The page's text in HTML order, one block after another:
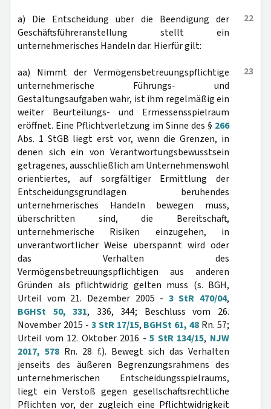
22
a) Die Entscheidung über die Beendigung der
Geschäftsführeranstellung stellt ein
unternehmerisches Handeln dar. Hierfür gilt:
23
aa) Nimmt der Vermögensbetreuungspflichtige
unternehmerische Führungs- und
Gestaltungsaufgaben wahr, ist ihm regelmäßig ein
weiter Beurteilungs- und Ermessensspielraum
eröffnet. Eine Pflichtverletzung im Sinne des § 266
Abs. 1 StGB liegt erst vor, wenn die Grenzen, in
denen sich ein von Verantwortungsbewusstsein
getragenes, ausschließlich am Unternehmenswohl
orientiertes, auf sorgfältiger Ermittlung der
Entscheidungsgrundlagen beruhendes
unternehmerisches Handeln bewegen muss,
überschritten sind, die Bereitschaft,
unternehmerische Risiken einzugehen, in
unverantwortlicher Weise überspannt wird oder
das Verhalten des
Vermögensbetreuungspflichtigen aus anderen
Gründen als pflichtwidrig gelten muss (s. BGH,
Urteil vom 21. Dezember 2005 - 3 StR 470/04,
BGHSt 50, 331, 336, 344; Beschluss vom 26.
November 2015 - 3 StR 17/15, BGHSt 61, 48 Rn. 57;
Urteil vom 12. Oktober 2016 -5 StR 134/15, NJW
2017, 578 Rn. 28 f.). Bewegt sich das Verhalten
jenseits des äußeren Begrenzungsrahmens des
unternehmerischen Entscheidungsspielraums,
liegt ein Verstoß gegen gesellschaftsrechtliche
Pflichten vor, der zugleich eine Pflichtwidrigkeit